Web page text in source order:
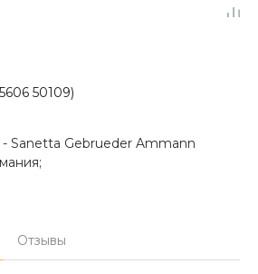
50109)
- Sanetta Gebrueder Ammann
Отзывы